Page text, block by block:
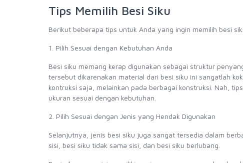
Tips Memilih Besi Siku
Berikut beberapa tips untuk Anda yang ingin memilih besi
1. Pilih Sesuai dengan Kebutuhan Anda
Besi siku memang kerap digunakan sebagai struktur
tersebut dikarenakan material dari besi siku ini sangatlah
kontruksi saja, melainkan pada berbagai konstruksi. Nah,
ukuran sesuai dengan kebutuhan.
2. Pilih Sesuai dengan Jenis yang Hendak Digunakan
Selanjutnya, jenis besi siku juga sangat tersedia dalam
sisi, besi siku tidak sama sisi, dan besi siku berlubang.